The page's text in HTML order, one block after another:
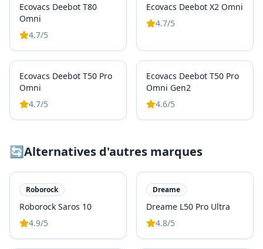
Ecovacs Deebot T80
Omni
4.7/5
Ecovacs Deebot X2 Omni
4.7/5
Ecovacs Deebot T50 Pro
Omni
4.7/5
Ecovacs Deebot T50 Pro
Omni Gen2
4.6/5
🔄Alternatives d'autres marques
Roborock
Roborock Saros 10
4.9/5
Dreame
Dreame L50 Pro Ultra
4.8/5